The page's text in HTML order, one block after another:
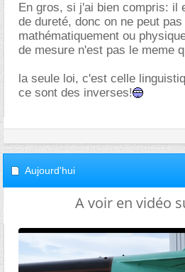
En gros, si j'ai bien compris: il
de dureté, donc on ne peut
mathématiquement ou
de mesure n'est pas le meme
la seule loi, c'est celle
ce sont des inverses!
Aujourd'hui
A voir en vidéo